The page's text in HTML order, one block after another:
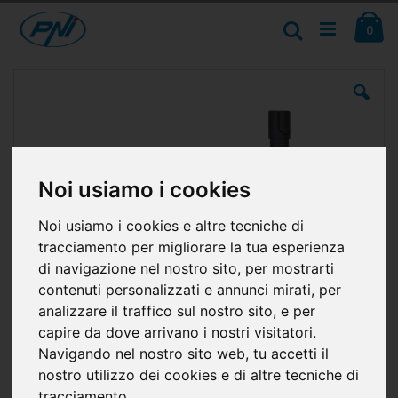
Noi usiamo i cookies
Noi usiamo i cookies e altre tecniche di
tracciamento per migliorare la tua esperienza
di navigazione nel nostro sito, per mostrarti
contenuti personalizzati e annunci mirati, per
analizzare il traffico sul nostro sito, e per
capire da dove arrivano i nostri visitatori.
Navigando nel nostro sito web, tu accetti il
nostro utilizzo dei cookies e di altre tecniche di
Salta
al
contenuto
0
Cerca